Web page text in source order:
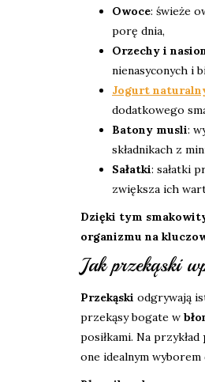
Owoce: świeże
porę dnia,
Orzechy i
nienasyconych i
Jogurt
dodatkowego
Batony musli:
składnikach z
Sałatki: sałatki
zwiększa ich
Dzięki tym
organizmu na
Jak przekąski
Przekąski odgrywają
przekąsy bogate w
posiłkami. Na przykład
one idealnym